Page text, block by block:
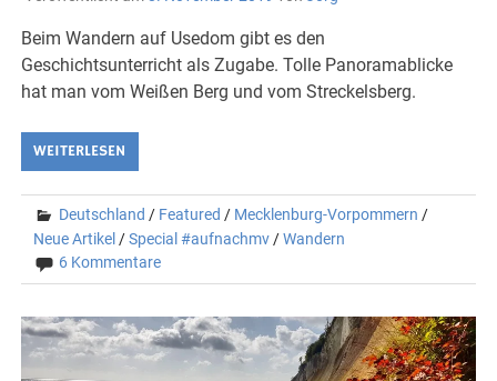
Beim Wandern auf Usedom gibt es den
Geschichtsunterricht als Zugabe. Tolle Panoramablicke
hat man vom Weißen Berg und vom Streckelsberg.
WEITERLESEN
Deutschland / Featured / Mecklenburg-Vorpommern /
Neue Artikel /Special #aufnachmv/Wandern
6 Kommentare